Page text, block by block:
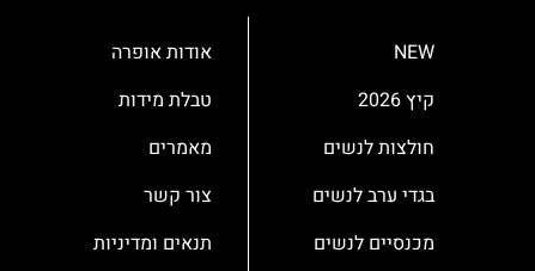
NEW
קיץ 2026
חולצות לנשים
בגדי ערב לנשים
מכנסיים לנשים
אודות אופרה
טבלת מידות
מאמרים
צור קשר
תנאים ומדיניות